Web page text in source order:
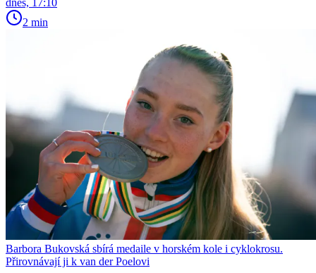
dnes, 17:10
2 min
Barbora Bukovská sbírá medaile v horském kole i cyklokrosu.
Přirovnávají ji k van der Poelovi